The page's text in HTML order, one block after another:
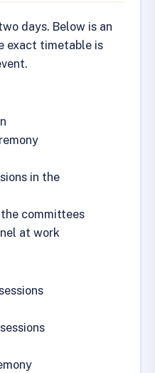
days. Below is an
exact timetable is
in the
the committees
at work